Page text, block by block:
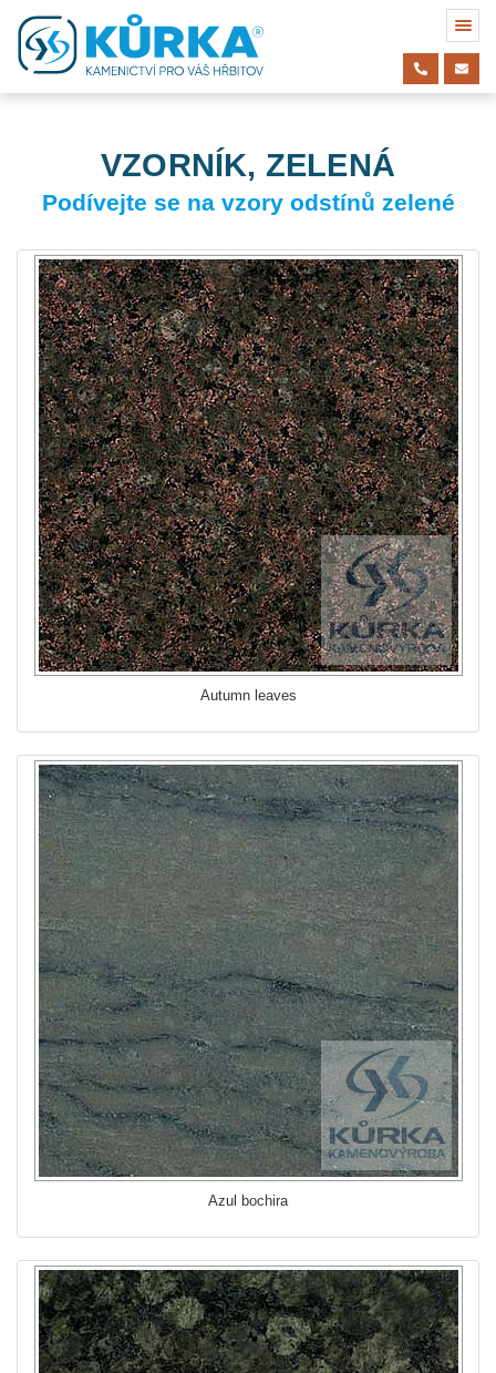
VZORNÍK, ZELENÁ
Podívejte se na vzory odstínů zelené
Autumn leaves
Azul bochira